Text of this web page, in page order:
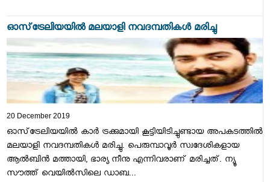
ഓസ്‌ട്രേലിയയില്‍ മലയാളി നവദമ്പതികള്‍ മരിച്ചു
20 December 2019
ഓസ്‌ട്രേലിയയില്‍ കാര്‍ ട്രക്കുമായി കൂട്ടിയിടിച്ചുണ്ടായ അപകടത്തില്‍
മലയാളി നവദമ്പതികള്‍ മരിച്ചു. പെരുമ്പാവൂര്‍ സ്വദേശികളായ
ആല്‍ബിന്‍ മത്തായി, ഭാര്യ നീനു എന്നിവരാണ് മരിച്ചത്. ന്യൂ
സൗത്ത് വെയില്‍സിലെ ഡാബ...